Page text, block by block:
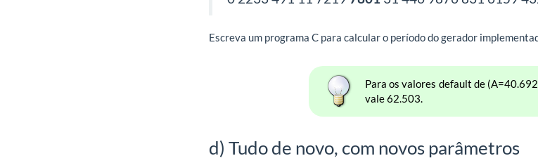
Escreva um programa C para calcular o período do gerador
Para os valores default de
vale 62.503.
d) Tudo de novo, com novos parâmetros